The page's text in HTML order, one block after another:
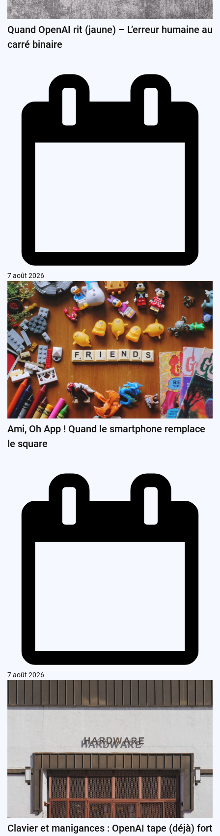
Quand OpenAI rit (jaune) – L’erreur humaine au
carré binaire
7 août 2026
Ami, Oh App ! Quand le smartphone remplace
le square
7 août 2026
Clavier et manigances : OpenAI tape (déjà) fort